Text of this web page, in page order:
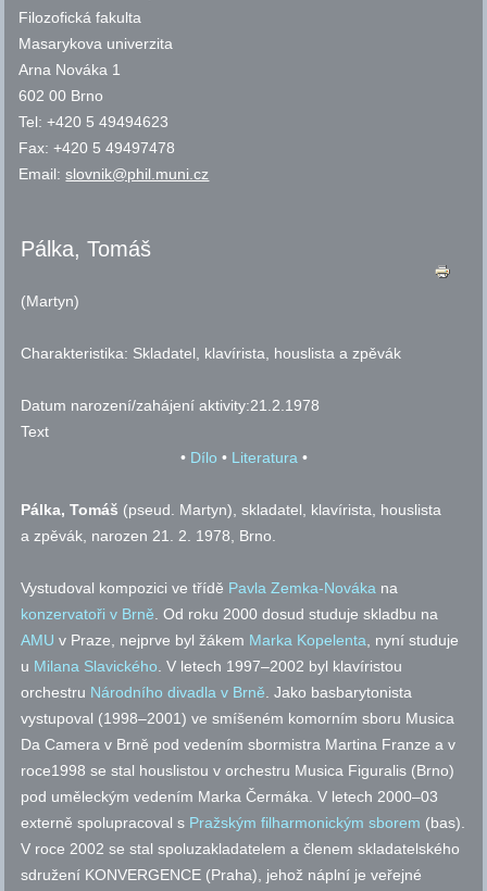
Filozofická fakulta
Masarykova univerzita
Arna Nováka 1
602 00 Brno
Tel: +420 5 49494623
Fax: +420 5 49497478
Email:slovnik@phil.muni.cz
Pálka, Tomáš
(Martyn)
Charakteristika: Skladatel, klavírista, houslista a zpěvák
Datum narození/zahájení aktivity:21.2.1978
Text
• Dílo • Literatura•
Pálka, Tomáš (pseud. Martyn), skladatel, klavírista, houslista
a zpěvák, narozen 21. 2. 1978, Brno.
Vystudoval kompozici ve třídě Pavla Zemka-Nováka na
konzervatoři v Brně. Od roku 2000 dosud studuje skladbu na
AMU v Praze, nejprve byl žákem Marka Kopelenta, nyní studuje
u Milana Slavického. V letech 1997–2002 byl klavíristou
orchestru Národního divadla v Brně. Jako basbarytonista
vystupoval (1998–2001) ve smíšeném komorním sboru Musica
Da Camera v Brně pod vedením sbormistra Martina Franze a v
roce1998 se stal houslistou v orchestru Musica Figuralis (Brno)
pod uměleckým vedením Marka Čermáka. V letech 2000–03
externě spolupracoval s Pražským filharmonickým sborem (bas).
V roce 2002 se stal spoluzakladatelem a členem skladatelského
sdružení KONVERGENCE (Praha), jehož náplní je veřejné